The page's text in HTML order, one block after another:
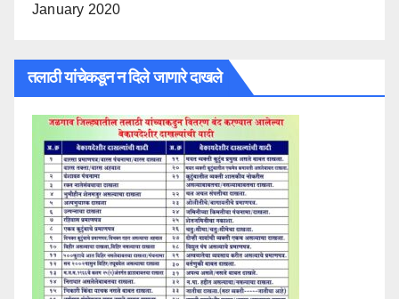
January 2020
तलाठी यांचेकडून न दिले जाणारे दाखले